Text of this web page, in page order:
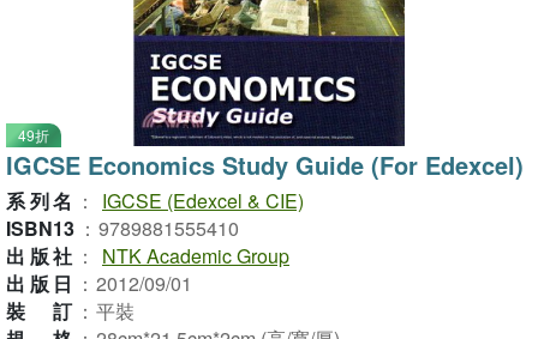
49折
IGCSE Economics Study Guide (For Edexcel)
系列名 ：
IGCSE (Edexcel & CIE)
ISBN13 ： 9789881555410
出版社 ：
NTK Academic Group
出版日 ： 2012/09/01
裝訂 ： 平裝